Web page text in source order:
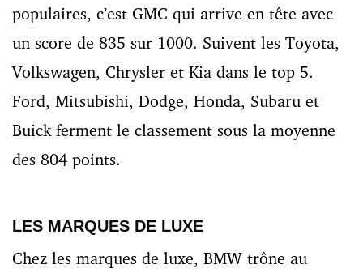
populaires, c’est GMC qui arrive en tête avec
un score de 835 sur 1000. Suivent les Toyota,
Volkswagen, Chrysler et Kia dans le top 5.
Ford, Mitsubishi, Dodge, Honda, Subaru et
Buick ferment le classement sous la moyenne
des 804 points.
LES MARQUES DE LUXE
Chez les marques de luxe, BMW trône au